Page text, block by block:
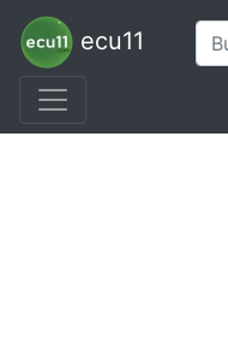
ecu11